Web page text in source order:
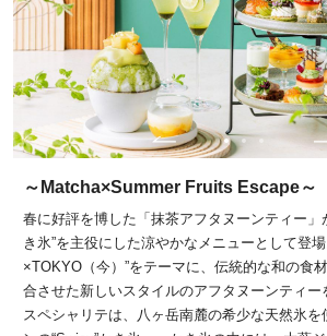
～Matcha×Summer Fruits Escape～
春に好評を博した「抹茶アフタヌーンティー」
き氷”を主役にした涼やかなメニューとして登場
×TOKYO（今）”をテーマに、伝統的な和の食
合させた新しいスタイルのアフタヌーンティー
スペシャリテは、八ヶ岳南麓の希少な天然氷を